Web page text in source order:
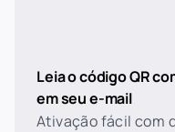
Leia o código QR
em seu e-mail
Ativação fácil com